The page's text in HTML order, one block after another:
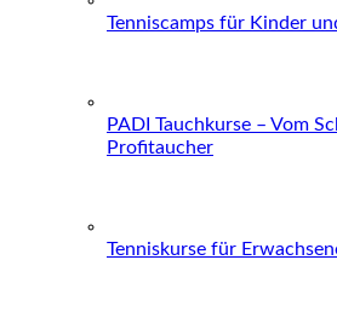
Tenniscamps für Kinder
PADI Tauchkurse – Vom
Profitaucher
Tenniskurse für